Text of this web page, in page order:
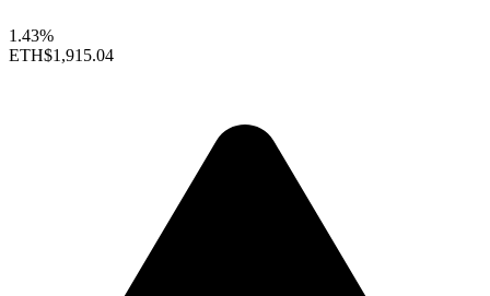
1.43%
ETH$1,915.04